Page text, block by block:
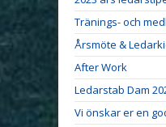
Tränings- och
Årsmöte &
After Work
Ledarstab Dam
Vi önskar er en